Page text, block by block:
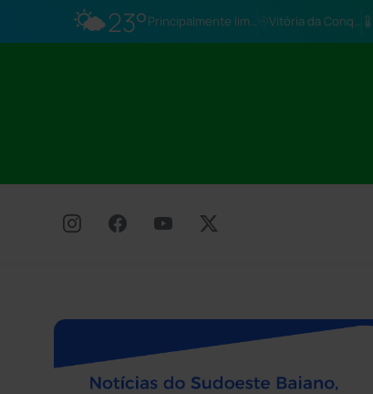
🌤️23° Principalmente limpo Vitória da Conq…